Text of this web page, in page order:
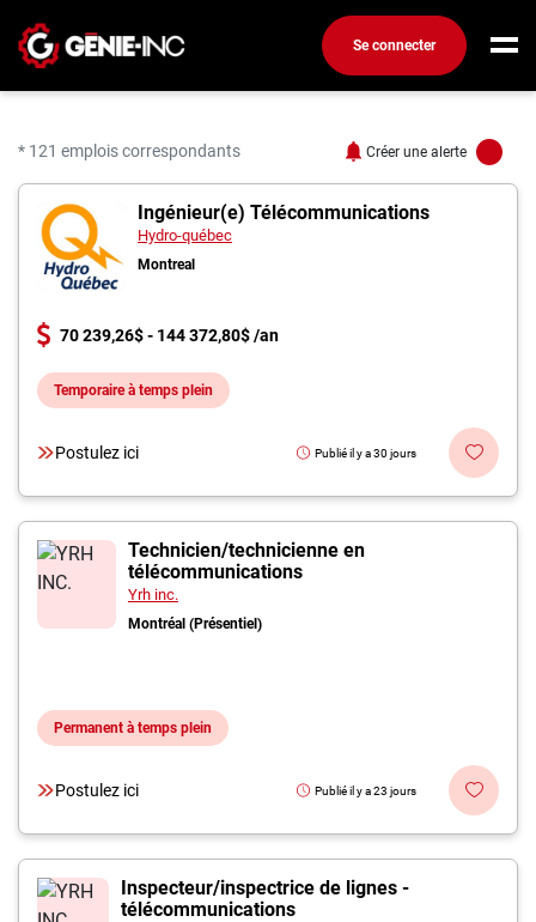
Se connecter
Créez un compte
Emplois
Recherchez un emploi
Compagnies
Ma boîte à outils
Conseils carrière
Inscrivez-vous à l'infolettre
Employeurs
* 121 emplois correspondants Créer une alerte
121 offres pour
Ingénieur(e) Télécommunications
Hydro-québec
Montreal
70 239,26$ - 144 372,80$ /an
Temporaire à temps plein
Postulez ici Publié il y a 30 jours
Technicien/technicienne en
télécommunications
Yrh inc.
Montréal (Présentiel)
Permanent à temps plein
Postulez ici Publié il y a 23 jours
Inspecteur/inspectrice de lignes -
télécommunications